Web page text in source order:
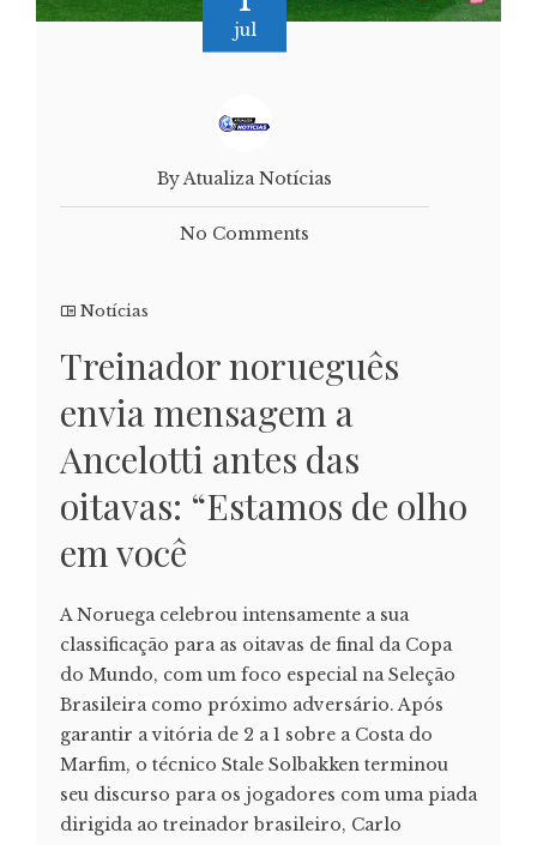
jul
By Atualiza Notícias
No Comments
Notícias
Treinador norueguês
envia mensagem a
Ancelotti antes das
oitavas: “Estamos de olho
em você
A Noruega celebrou intensamente a sua
classificação para as oitavas de final da Copa
do Mundo, com um foco especial na Seleção
Brasileira como próximo adversário. Após
garantir a vitória de 2 a 1 sobre a Costa do
Marfim, o técnico Stale Solbakken terminou
seu discurso para os jogadores com uma piada
dirigida ao treinador brasileiro, Carlo